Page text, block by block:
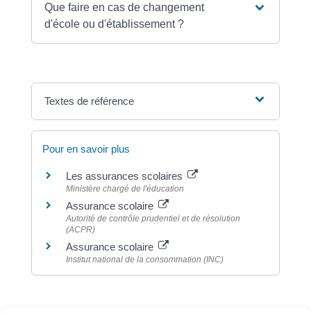
Que faire en cas de changement
d'école ou d'établissement ?
Textes de référence
Pour en savoir plus
Les assurances scolaires
Ministère chargé de l'éducation
Assurance scolaire
Autorité de contrôle prudentiel et de résolution
(ACPR)
Assurance scolaire
Institut national de la consommation (INC)